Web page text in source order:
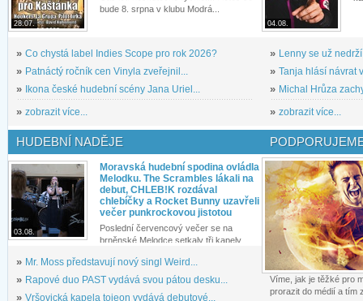
28.07.
bude 8. srpna v klubu Modrá...
» Co chystá label Indies Scope pro rok 2026?
» Patnáctý ročník cen Vinyla zveřejnil...
» Ikona české hudební scény Jana Uriel...
» zobrazit více...
04.08.
» Lenny se už
» Tanja hlásí návrat
» Michal Hrůza
» zobrazit více...
HUDEBNÍ NADĚJE
03.08.
Moravská hudební spodina ovládla
Melodku. The Scrambles lákali na
debut, CHLEB!K rozdával
chlebíčky a Rocket Bunny uzavřeli
večer punkrockovou jistotou
Poslední červencový večer se na
brněnské Melodce setkaly tři kapely...
» Mr. Moss představují nový singl Weird...
» Rapové duo PAST vydává svou pátou desku...
» Vršovická kapela tojeon vydává debutové...
Víme, jak je těžké pro
prorazit do médií a tím